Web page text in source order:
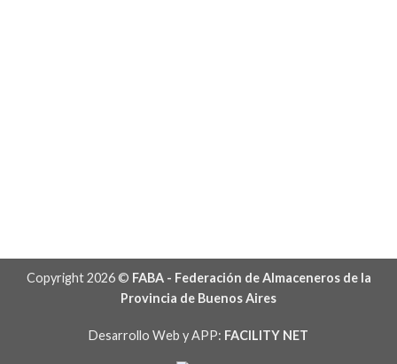
Copyright 2026 © FABA - Federación de Almaceneros de la
Provincia de Buenos Aires
Desarrollo Web y APP: FACILITY NET